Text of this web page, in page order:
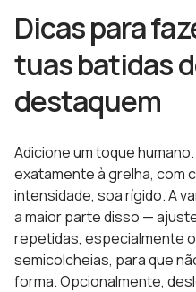
Dicas para
tuas batidas
destaquem
Adicione um toque
exatamente à grelha, com
intensidade, soa rígido. A
a maior parte disso —
repetidas, especialmente
semicolcheias, para que
forma. Opcionalmente,